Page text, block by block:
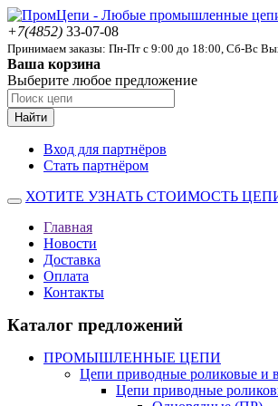
+7(4852) 33-07-08
Принимаем заказы: Пн-Пт с 9:00 до 18:00, Сб-Вс
Ваша корзина
Выберите любое предложение
Найти
Вход для партнёров
Стать партнёром
ХОТИТЕ УЗНАТЬ СТОИМОСТЬ
Главная
Новости
Доставка
Оплата
Контакты
Каталог предложений
ПРОМЫШЛЕННЫЕ ЦЕПИ
Цепи приводные роликовые и
Цепи приводные